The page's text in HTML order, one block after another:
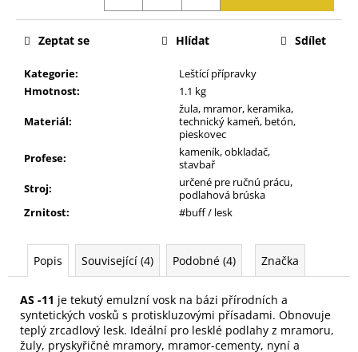
Kategorie:
Leštící přípravky
Hmotnost: 1.1 kg
Materiál:
žula, mramor, keramika,
technický kameň, betón,
pieskovec
Profese:
kameník, obkladač,
stavbař
Stroj:
určené pre ručnú prácu,
podlahová brúska
Zrnitost: #buff / lesk
Zeptat se Hlídat Sdílet
Popis Související (4) Podobné (4) Značka
AS -11 je tekutý emulzní vosk na bázi přírodních a
syntetických vosků s protiskluzovými přísadami. Obnovuje
teplý zrcadlový lesk. Ideální pro lesklé podlahy z mramoru,
žuly, pryskyřičné mramory, mramor-cementy, nyní a
m
e